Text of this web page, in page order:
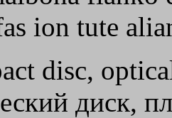
ion tute
disc,
диск,